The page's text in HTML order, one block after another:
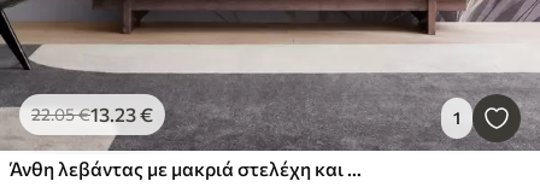
22.05€13 .23€ 1